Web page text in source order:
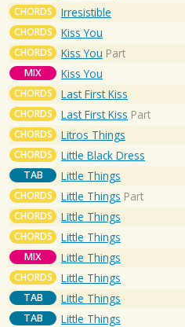
CHORDS Irresistible
CHORDS Kiss You
CHORDS Kiss You Part
MIX Kiss You
CHORDS Last First Kiss
CHORDS Last First Kiss Part
CHORDS Litros Things
CHORDS Little Black Dress
TAB Little Things
CHORDS Little Things Part
CHORDS Little Things
CHORDS Little Things
MIX Little Things
CHORDS Little Things
TAB Little Things
TAB Little Things